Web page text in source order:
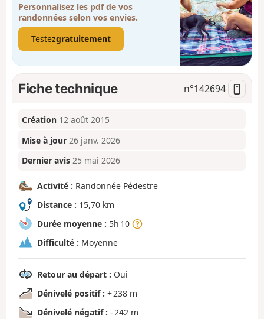
Personnalisez les pdf de vos
randonnées selon vos envies.
Testezgratuitement
Fiche technique n°142694
Création 12 août 2015
Mise à jour 26 janv. 2026
Dernier avis 25 mai 2026
Activité : Randonnée Pédestre
Distance : 15,70 km
Durée moyenne : 5h 10
Difficulté : Moyenne
Retour au départ : Oui
Dénivelé positif : + 238 m
Dénivelé négatif : - 242 m